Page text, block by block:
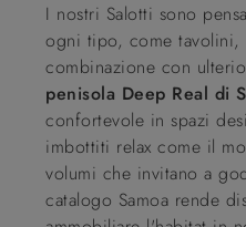
I nostri Salotti sono
ogni tipo, come tavolini,
combinazione con
penisola Deep Real di
confortevole in spazi
imbottiti relax come il
volumi che invitano a
catalogo Samoa rende